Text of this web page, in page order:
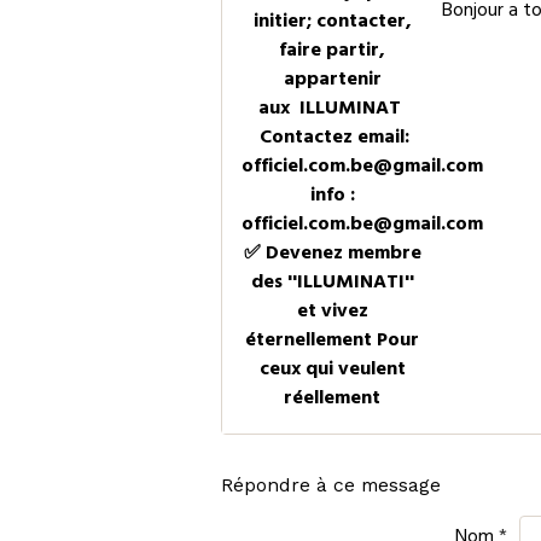
initier; contacter,
faire partir,
appartenir
aux ILLUMINAT
Contactez email:
officiel.com.be@gmail.com
info :
officiel.com.be@gmail.com
✅ Devenez membre
des ''ILLUMINATI''
et vivez
éternellement Pour
ceux qui veulent
réellement
Bonjour a
Répondre à ce message